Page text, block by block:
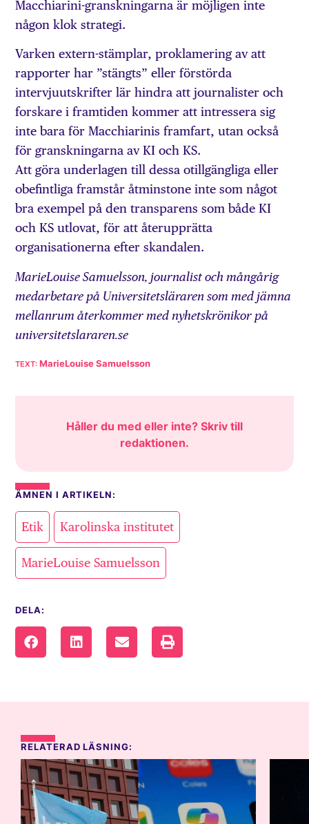
Macchiarini-granskningarna är möjligen inte
någon klok strategi.
Varken extern-stämplar, proklamering av att
rapporter har ”stängts” eller förstörda
intervjuutskrifter lär hindra att journalister och
forskare i framtiden kommer att intressera sig
inte bara för Macchiarinis framfart, utan också
för granskningarna av KI och KS.
Att göra underlagen till dessa otillgängliga eller
obefintliga framstår åtminstone inte som något
bra exempel på den transparens som både KI
och KS utlovat, för att återupprätta
organisationerna efter skandalen.
MarieLouise Samuelsson, journalist och mångårig
medarbetare på Universitetsläraren som med jämna
mellanrum återkommer med nyhetskrönikor på
universitetslararen.se
MarieLouise Samuelsson
Håller du med eller inte? Skriv till
redaktionen.
ÄMNEN I ARTIKELN:
Etik Karolinska institutet
MarieLouise Samuelsson
DELA:
RELATERAD LÄSNING: